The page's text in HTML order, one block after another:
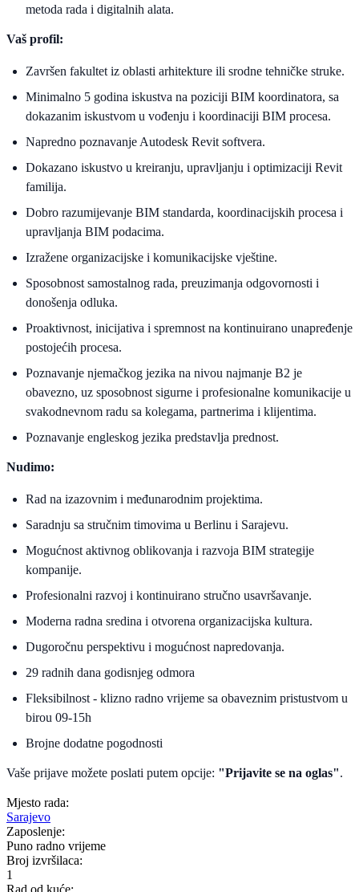
metoda rada i digitalnih alata.
Vaš profil:
Završen fakultet iz oblasti arhitekture ili srodne tehničke struke.
Minimalno 5 godina iskustva na poziciji BIM koordinatora, sa
dokazanim iskustvom u vođenju i koordinaciji BIM procesa.
Napredno poznavanje Autodesk Revit softvera.
Dokazano iskustvo u kreiranju, upravljanju i optimizaciji Revit
familija.
Dobro razumijevanje BIM standarda, koordinacijskih procesa i
upravljanja BIM podacima.
Izražene organizacijske i komunikacijske vještine.
Sposobnost samostalnog rada, preuzimanja odgovornosti i
donošenja odluka.
Proaktivnost, inicijativa i spremnost na kontinuirano unapređenje
postojećih procesa.
Poznavanje njemačkog jezika na nivou najmanje B2 je
obavezno, uz sposobnost sigurne i profesionalne komunikacije u
svakodnevnom radu sa kolegama, partnerima i klijentima.
Poznavanje engleskog jezika predstavlja prednost.
Nudimo:
Rad na izazovnim i međunarodnim projektima.
Saradnju sa stručnim timovima u Berlinu i Sarajevu.
Mogućnost aktivnog oblikovanja i razvoja BIM strategije
kompanije.
Profesionalni razvoj i kontinuirano stručno usavršavanje.
Moderna radna sredina i otvorena organizacijska kultura.
Dugoročnu perspektivu i mogućnost napredovanja.
29 radnih dana godisnjeg odmora
Fleksibilnost - klizno radno vrijeme sa obaveznim pristustvom u
birou 09-15h
Brojne dodatne pogodnosti
Vaše prijave možete poslati putem opcije: "Prijavite se na oglas".
Mjesto rada:
Sarajevo
Zaposlenje:
Puno radno vrijeme
Broj izvršilaca:
1